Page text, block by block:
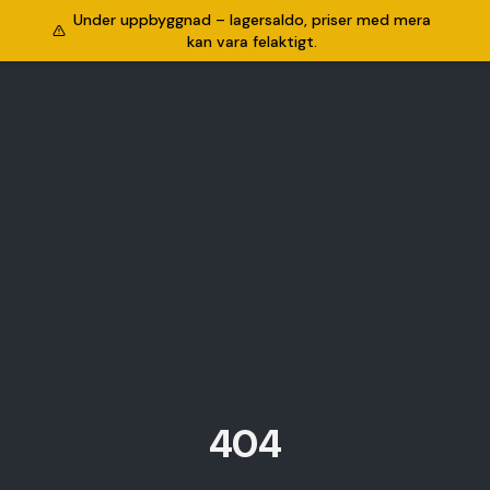
Under uppbyggnad – lagersaldo, priser med mera
kan vara felaktigt.
404